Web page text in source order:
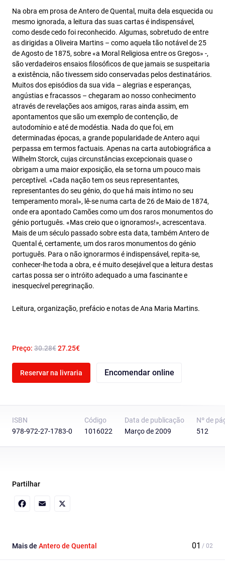
Na obra em prosa de Antero de Quental, muita dela esquecida ou
mesmo ignorada, a leitura das suas cartas é indispensável,
como desde cedo foi reconhecido. Algumas, sobretudo de entre
as dirigidas a Oliveira Martins – como aquela tão notável de 25
de Agosto de 1875, sobre «a Moral Religiosa entre os Gregos» -,
são verdadeiros ensaios filosóficos de que jamais se suspeitaria
a existência, não tivessem sido conservadas pelos destinatários.
Muitos dos episódios da sua vida – alegrias e esperanças,
angústias e fracassos – chegaram ao nosso conhecimento
através de revelações aos amigos, raras ainda assim, em
apontamentos que são um exemplo de contenção, de
autodomínio e até de modéstia. Nada do que foi, em
determinadas épocas, a grande popularidade de Antero aqui
perpassa em termos factuais. Apenas na carta autobiográfica a
Wilhelm Storck, cujas circunstâncias excepcionais quase o
obrigam a uma maior exposição, ela se torna um pouco mais
perceptível. «Cada nação tem os seus representantes,
representantes do seu génio, do que há mais íntimo no seu
temperamento moral», lê-se numa carta de 26 de Maio de 1874,
onde era apontado Camões como um dos raros monumentos do
génio português. «Mas creio que o ignoramos!», acrescentava.
Mais de um século passado sobre esta data, também Antero de
Quental é, certamente, um dos raros monumentos do génio
português. Para o não ignorarmos é indispensável, repita-se,
conhecer-lhe toda a obra, e é muito desejável que a leitura destas
cartas possa ser o intróito adequado a uma fascinante e
inesquecível peregrinação.
Leitura, organização, prefácio e notas de Ana Maria Martins.
Preço: 30.28€27.25€
Reservar na livraria Encomendar online
ISBN
978-972-27-1783-0
Código
1016022
Data de publicação
Março de 2009
Nº de
512
Partilhar
Mais de Antero de Quental